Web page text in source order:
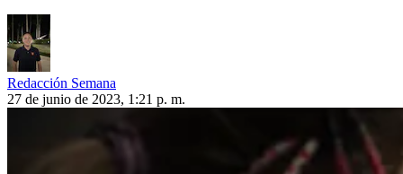
Redacción Semana
27 de junio de 2023, 1:21 p. m.